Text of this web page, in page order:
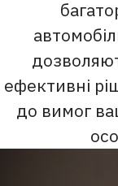
ефективні
до вимог